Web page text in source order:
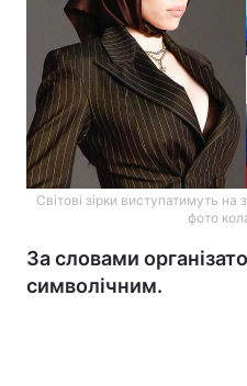
Світові зірки виступатимуть на
фото
За словами
символічним.